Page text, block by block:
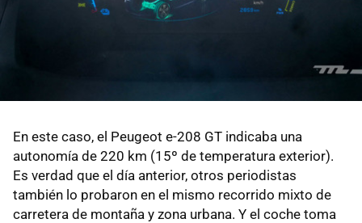
En este caso, el Peugeot e-208 GT indicaba una
autonomía de 220 km (15º de temperatura exterior).
Es verdad que el día anterior, otros periodistas
también lo probaron en el mismo recorrido mixto de
carretera de montaña y zona urbana. Y el coche toma